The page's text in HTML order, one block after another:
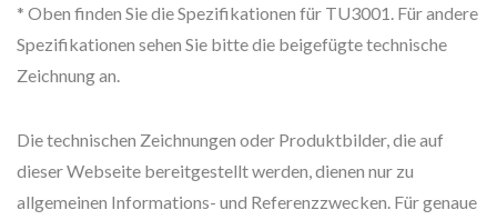
* Oben finden Sie die Spezifikationen für TU3001. Für andere
Spezifikationen sehen Sie bitte die beigefügte technische
Zeichnung an.
Die technischen Zeichnungen oder Produktbilder, die auf
dieser Webseite bereitgestellt werden, dienen nur zu
allgemeinen Informations- und Referenzzwecken. Für genaue